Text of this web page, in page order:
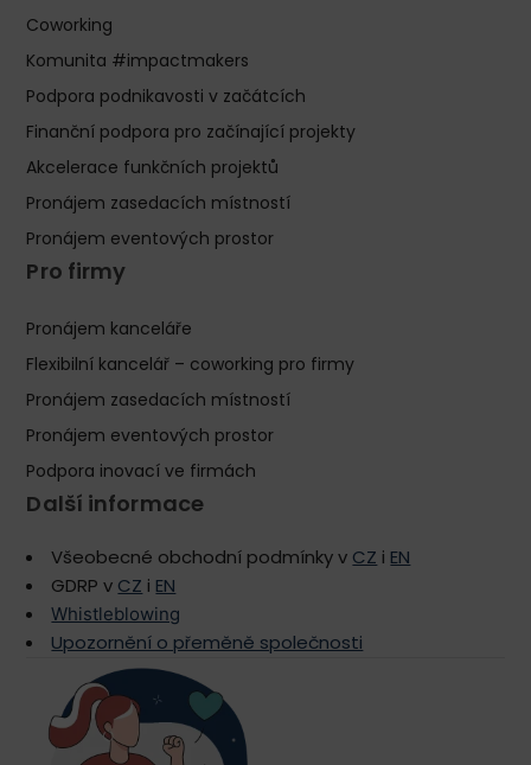
Coworking
Komunita #impactmakers
Podpora podnikavosti v začátcích
Finanční podpora pro začínající projekty
Akcelerace funkčních projektů
Pronájem zasedacích místností
Pronájem eventových prostor
Pro firmy
Pronájem kanceláře
Flexibilní kancelář – coworking pro firmy
Pronájem zasedacích místností
Pronájem eventových prostor
Podpora inovací ve firmách
Další informace
Všeobecné obchodní podmínky v CZ i EN
GDRP v CZ i EN
Whistleblowing
Upozornění o přeměně společnosti